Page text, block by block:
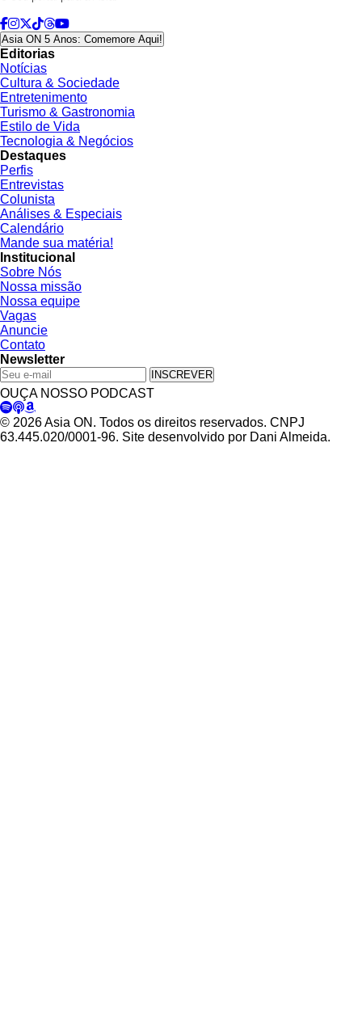
Asia ON 5 Anos: Comemore Aqui!
Editorias
Notícias
Cultura & Sociedade
Entretenimento
Turismo & Gastronomia
Estilo de Vida
Tecnologia & Negócios
Destaques
Perfis
Entrevistas
Colunista
Análises & Especiais
Calendário
Mande sua matéria!
Institucional
Sobre Nós
Nossa missão
Nossa equipe
Vagas
Anuncie
Contato
Newsletter
INSCREVER
OUÇA NOSSO PODCAST
© 2026 Asia ON. Todos os direitos reservados. CNPJ
63.445.020/0001-96. Site desenvolvido por Dani Almeida.